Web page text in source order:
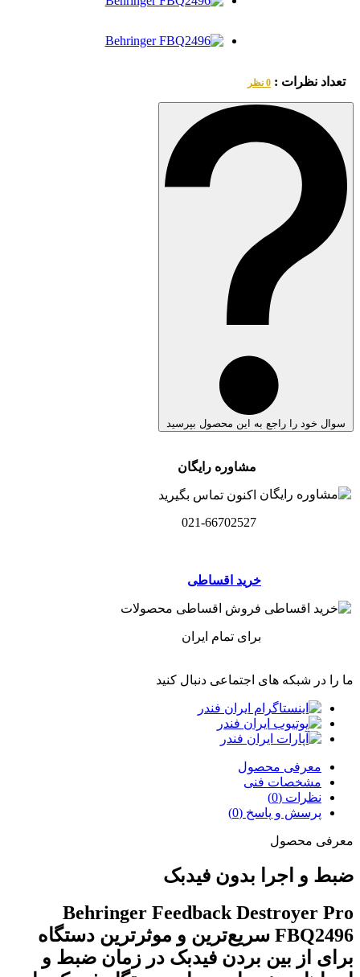
تعداد نظرات : 0 نظر
سوال خود را راجع به این محصول بپرسید
مشاوره رایگان
اکنون تماس بگیرید
021-66702527
خرید اقساطی
فروش اقساطی محصولات
برای تمام ایران
ما را در شبکه های اجتماعی دنبال کنید
معرفی محصول
مشخصات فنی
نظرات (0)
پرسش و پاسخ (0)
معرفی محصول
ضبط و اجرا بدون فیدبک
Behringer Feedback Destroyer Pro
FBQ2496 سریع‌ترین و موثرترین دستگاه
برای از بین بردن فیدبک در زمان ضبط و